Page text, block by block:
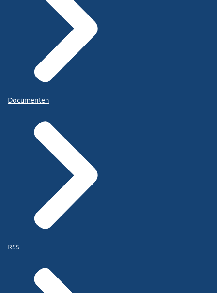
Documenten
RSS